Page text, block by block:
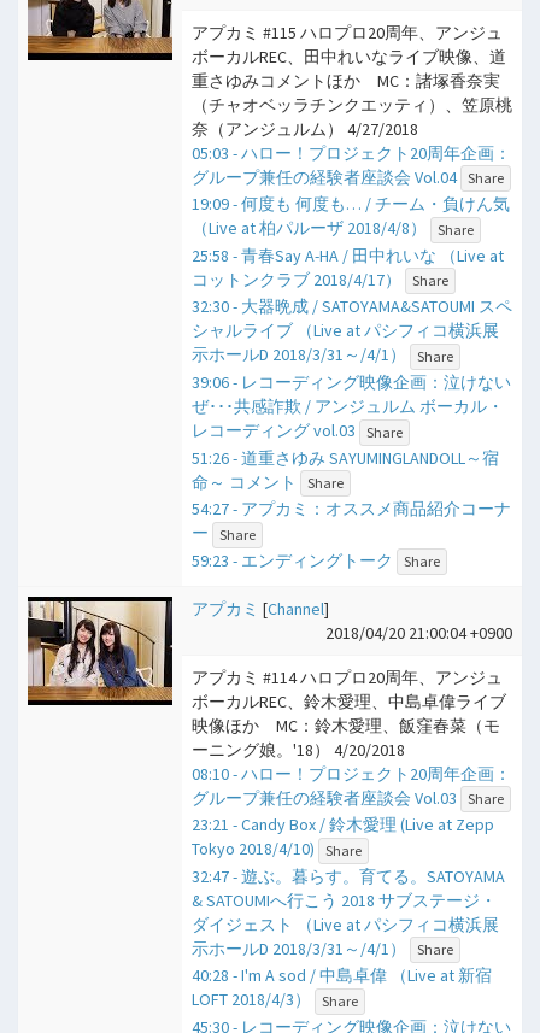
アプカミ #115 ハロプロ20周年、アンジュ
ボーカルREC、田中れいなライブ映像、道
重さゆみコメントほか MC：諸塚香奈実
（チャオベッラチンクエッティ）、笠原桃
奈（アンジュルム） 4/27/2018
05:03 - ハロー！プロジェクト20周年企画：
グループ兼任の経験者座談会 Vol.04 Share
19:09 - 何度も 何度も… / チーム・負けん気
（Live at 柏パルーザ 2018/4/8）
Share
25:58 - 青春Say A-HA / 田中れいな （Live at
コットンクラブ 2018/4/17）
Share
32:30 - 大器晩成 / SATOYAMA&SATOUMI スペ
シャルライブ （Live at パシフィコ横浜展
示ホールD 2018/3/31～/4/1）
Share
39:06 - レコーディング映像企画：泣けない
ぜ･･･共感詐欺 / アンジュルム ボーカル・
レコーディング vol.03
Share
51:26 - 道重さゆみ SAYUMINGLANDOLL～宿
命～ コメント
Share
54:27 - アプカミ：オススメ商品紹介コーナ
ー
Share
59:23 - エンディングトーク Share
アプカミ [Channel]
2018/04/20 21:00:04 +0900
アプカミ #114 ハロプロ20周年、アンジュ
ボーカルREC、鈴木愛理、中島卓偉ライブ
映像ほか MC：鈴木愛理、飯窪春菜（モ
ーニング娘。'18） 4/20/2018
08:10 - ハロー！プロジェクト20周年企画：
グループ兼任の経験者座談会 Vol.03
Share
23:21 - Candy Box / 鈴木愛理 (Live at Zepp
Tokyo 2018/4/10)
Share
32:47 - 遊ぶ。暮らす。育てる。SATOYAMA
& SATOUMIへ行こう 2018 サブステージ・
ダイジェスト （Live at パシフィコ横浜展
示ホールD 2018/3/31～/4/1）
Share
40:28 - I'm A sod / 中島卓偉 （Live at 新宿
LOFT 2018/4/3）
Share
45:30 - レコーディング映像企画：泣けない